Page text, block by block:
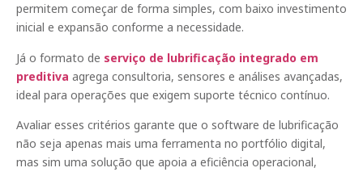
permitem começar de forma simples, com baixo investimento
inicial e expansão conforme a necessidade.
Já o formato de serviço de lubrificação integrado em
preditiva agrega consultoria, sensores e análises avançadas,
ideal para operações que exigem suporte técnico contínuo.
Avaliar esses critérios garante que o software de lubrificação
não seja apenas mais uma ferramenta no portfólio digital,
mas sim uma solução que apoia a eficiência operacional,